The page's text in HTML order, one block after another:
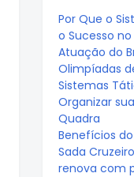
Por Que o
o Sucesso
Atuação do
Olimpíadas
Sistemas
Organizar
Quadra
Benefícios
Sada
renova com